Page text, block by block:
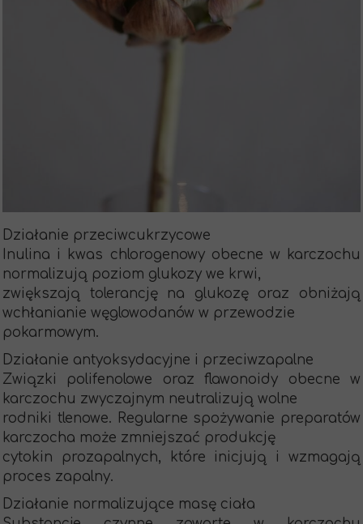
Działanie przeciwcukrzycowe
Inulina i kwas chlorogenowy obecne w karczochu
normalizują poziom glukozy we krwi,
zwiększają tolerancję na glukozę oraz obniżają
wchłanianie węglowodanów w przewodzie
pokarmowym.
Działanie antyoksydacyjne i przeciwzapalne
Związki polifenolowe oraz flawonoidy obecne w
karczochu zwyczajnym neutralizują wolne
rodniki tlenowe. Regularne spożywanie preparatów
karczocha może zmniejszać produkcję
cytokin prozapalnych, które inicjują i wzmagają
proces zapalny.
Działanie normalizujące masę ciała